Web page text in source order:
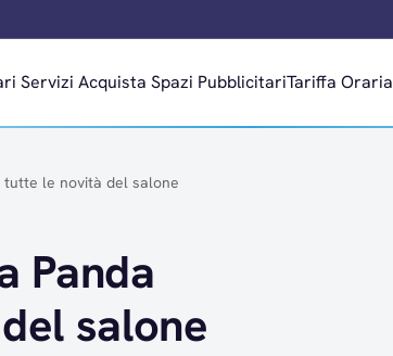
Servizi Acquista Spazi PubblicitariTariffa Oraria
tutte le novità del salone
Panda
salone